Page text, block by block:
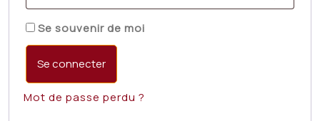
Se souvenir de moi
Se connecter
Mot de passe perdu ?